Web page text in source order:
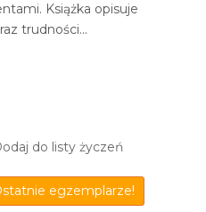
Książka opisuje
trudności...
do listy życzeń
egzemplarze!